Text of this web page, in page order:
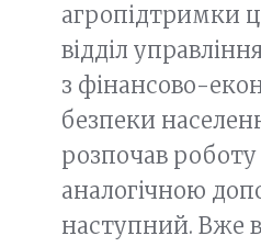
агропідтримки
відділ
з фінансово-
безпеки
розпочав
аналогічною
наступний. Вже